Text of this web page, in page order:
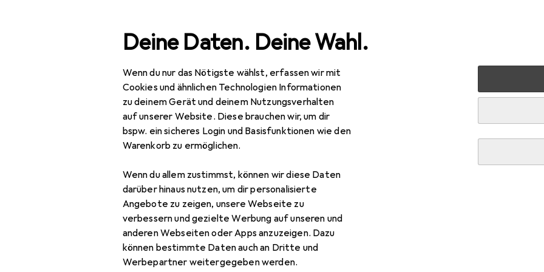
Deine Daten. Deine Wahl.
Wenn du nur das Nötigste wählst, erfassen wir mit
Cookies und ähnlichen Technologien Informationen
zu deinem Gerät und deinem Nutzungsverhalten
auf unserer Website. Diese brauchen wir, um dir
bspw. ein sicheres Login und Basisfunktionen wie den
Warenkorb zu ermöglichen.
Wenn du allem zustimmst, können wir diese Daten
darüber hinaus nutzen, um dir personalisierte
Angebote zu zeigen, unsere Webseite zu
verbessern und gezielte Werbung auf unseren und
anderen Webseiten oder Apps anzuzeigen. Dazu
können bestimmte Daten auch an Dritte und
Werbepartner weitergegeben werden.
Navigation nach KategorienIT + Multimedia Smartphones + Tablets Smartphone Zubehör